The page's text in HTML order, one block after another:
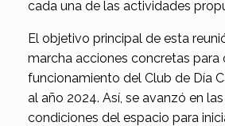
cada una de las actividades
El objetivo principal de esta
marcha acciones concretas para
funcionamiento del Club de Día
al año 2024. Así, se avanzó en
condiciones del espacio para